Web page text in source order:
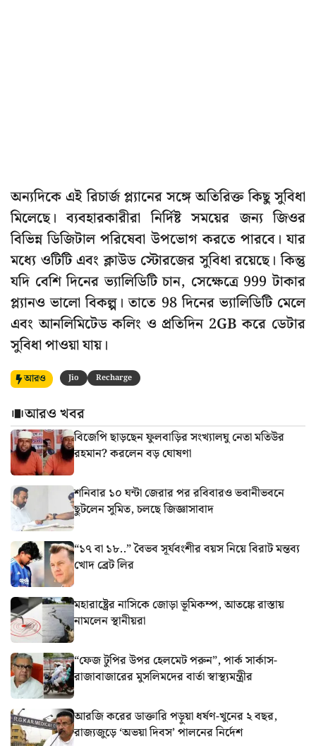
অন্যদিকে এই রিচার্জ প্ল্যানের সঙ্গে অতিরিক্ত কিছু সুবিধা
মিলেছে। ব্যবহারকারীরা নির্দিষ্ট সময়ের জন্য জিওর
বিভিন্ন ডিজিটাল পরিষেবা উপভোগ করতে পারবে। যার
মধ্যে ওটিটি এবং ক্লাউড স্টোরজের সুবিধা রয়েছে। কিন্তু
যদি বেশি দিনের ভ্যালিডিটি চান, সেক্ষেত্রে 999 টাকার
প্ল্যানও ভালো বিকল্প। তাতে 98 দিনের ভ্যালিডিটি মেলে
এবং আনলিমিটেড কলিং ও প্রতিদিন 2GB করে ডেটার
সুবিধা পাওয়া যায়।
আরও Jio Recharge
আরও খবর
বিজেপি ছাড়ছেন ফুলবাড়ির সংখ্যালঘু নেতা মতিউর
রহমান? করলেন বড় ঘোষণা
শনিবার ১০ ঘন্টা জেরার পর রবিবারও ভবানীভবনে
ছুটলেন সুমিত, চলছে জিজ্ঞাসাবাদ
“১৭ বা ১৮..” বৈভব সূর্যবংশীর বয়স নিয়ে বিরাট মন্তব্য
খোদ ব্রেট লির
মহারাষ্ট্রের নাসিকে জোড়া ভূমিকম্প, আতঙ্কে রাস্তায়
নামলেন স্থানীয়রা
“ফেজ টুপির উপর হেলমেট পরুন”, পার্ক সার্কাস-
রাজাবাজারের মুসলিমদের বার্তা স্বাস্থ্যমন্ত্রীর
আরজি করের ডাক্তারি পড়ুয়া ধর্ষণ-খুনের ২ বছর,
রাজ্যজুড়ে ‘অভয়া দিবস’ পালনের নির্দেশ